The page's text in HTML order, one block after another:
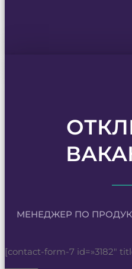
МЕНЕДЖЕР ПО
[contact-form-7 id=»3182″